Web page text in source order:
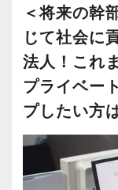
配属先は希望
て決定いたし
北は北海道か
ますので現地
ン希望の方も
ので自分が携
転勤・介護な
＜将来の幹
じて社会に
法人！これ
プライベー
プしたい方